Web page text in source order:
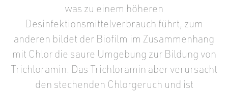
was zu einem höheren
Desinfektionsmittelverbrauch führt, zum
anderen bildet der Biofilm im Zusammenhang
mit Chlor die saure Umgebung zur Bildung von
Trichloramin. Das Trichloramin aber verursacht
den stechenden Chlorgeruch und ist